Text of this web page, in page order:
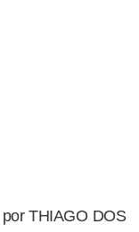
THIAGO DOS